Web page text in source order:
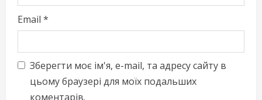
Email *
Зберегти моє ім'я, e-mail, та адресу сайту в
цьому браузері для моїх подальших
коментарів.